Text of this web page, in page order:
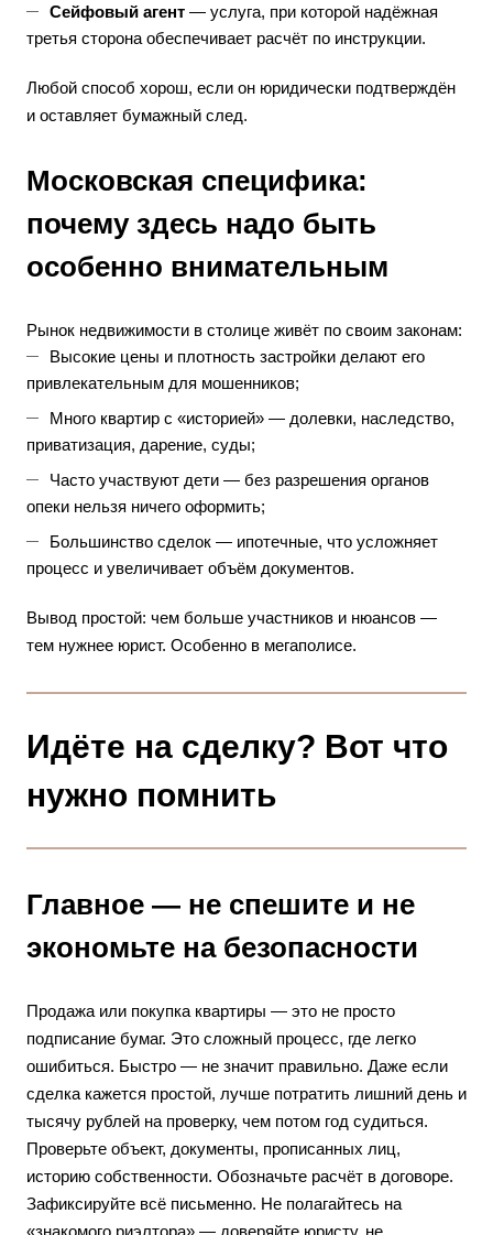
Сейфовый агент — услуга, при которой надёжная
третья сторона обеспечивает расчёт по инструкции.
Любой способ хорош, если он юридически подтверждён
и оставляет бумажный след.
Московская специфика:
почему здесь надо быть
особенно внимательным
Рынок недвижимости в столице живёт по своим законам:
Высокие цены и плотность застройки делают его
привлекательным для мошенников;
Много квартир с «историей» — долевки, наследство,
приватизация, дарение, суды;
Часто участвуют дети — без разрешения органов
опеки нельзя ничего оформить;
Большинство сделок — ипотечные, что усложняет
процесс и увеличивает объём документов.
Вывод простой: чем больше участников и нюансов —
тем нужнее юрист. Особенно в мегаполисе.
Идёте на сделку? Вот что
нужно помнить
Главное — не спешите и не
экономьте на безопасности
Продажа или покупка квартиры — это не просто
подписание бумаг. Это сложный процесс, где легко
ошибиться. Быстро — не значит правильно. Даже если
сделка кажется простой, лучше потратить лишний день и
тысячу рублей на проверку, чем потом год судиться.
Проверьте объект, документы, прописанных лиц,
историю собственности. Обозначьте расчёт в договоре.
Зафиксируйте всё письменно. Не полагайтесь на
«знакомого риэлтора» — доверяйте юристу, не